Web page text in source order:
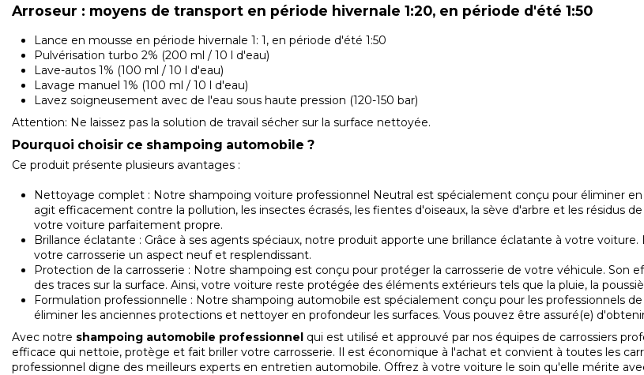
Arroseur : moyens de transport en période hivernale 1:20, en période d'été 1:50
Lance en mousse en période hivernale 1: 1, en période d'été 1:50
Pulvérisation turbo 2% (200 ml / 10 l d'eau)
Lave-autos 1% (100 ml / 10 l d'eau)
Lavage manuel 1% (100 ml / 10 l d'eau)
Lavez soigneusement avec de l'eau sous haute pression (120-150 bar)
Attention: Ne laissez pas la solution de travail sécher sur la surface nettoyée.
Pourquoi choisir ce shampoing automobile ?
Ce produit présente plusieurs avantages :
Nettoyage complet : Notre shampoing voiture professionnel Neutral est spécialement conçu pour éliminer
agit efficacement contre la pollution, les insectes écrasés, les fientes d'oiseaux, la sève d'arbre et les résidus
votre voiture parfaitement propre.
Brillance éclatante : Grâce à ses agents spéciaux, notre produit apporte une brillance éclatante à votre
votre carrosserie un aspect neuf et resplendissant.
Protection de la carrosserie : Notre shampoing est conçu pour protéger la carrosserie de votre véhicule.
des traces sur la surface. Ainsi, votre voiture reste protégée des éléments extérieurs tels que la pluie, la
Formulation professionnelle : Notre shampoing automobile est spécialement conçu pour les professionnels
éliminer les anciennes protections et nettoyer en profondeur les surfaces. Vous pouvez être assuré(e)
Avec notre shampoing automobile professionnel qui est utilisé et approuvé par nos équipes de carrossiers
efficace qui nettoie, protège et fait briller votre carrosserie. Il est économique à l'achat et convient à toutes les
professionnel digne des meilleurs experts en entretien automobile. Offrez à votre voiture le soin qu'elle mérite